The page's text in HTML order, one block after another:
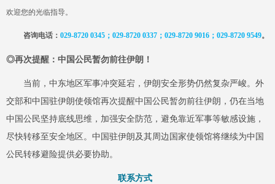
欢迎您的光临指导。
咨询电话： 029-8720 0345；029-8720 0337；029-8720 9016；029-8720 9549。
◎再次提醒：中国公民暂勿前往伊朗！
当前，中东地区军事冲突延宕，伊朗安全形势仍然复杂严峻。外
交部和中国驻伊朗使领馆再次提醒中国公民暂勿前往伊朗，仍在当地
中国公民坚持底线思维，加强安全防范，避免靠近军事等敏感设施，
尽快转移至安全地区。中国驻伊朗及其周边国家使领馆将继续为中国
公民转移避险提供必要协助。
联系方式